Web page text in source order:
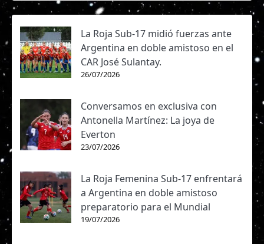
La Roja Sub-17 midió fuerzas ante
Argentina en doble amistoso en el
CAR José Sulantay.
26/07/2026
Conversamos en exclusiva con
Antonella Martínez: La joya de
Everton
23/07/2026
La Roja Femenina Sub-17 enfrentará
a Argentina en doble amistoso
preparatorio para el Mundial
19/07/2026